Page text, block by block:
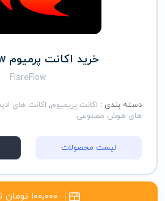
خرید اکانت پرمیوم FlareFlow
FlareFlow
دسته بندی : اکانت پریمیوم, اکانت های
های هوش مصنوعی
لیست محصولات
۱۰۰٬۰۰۰ تومان تخفیف